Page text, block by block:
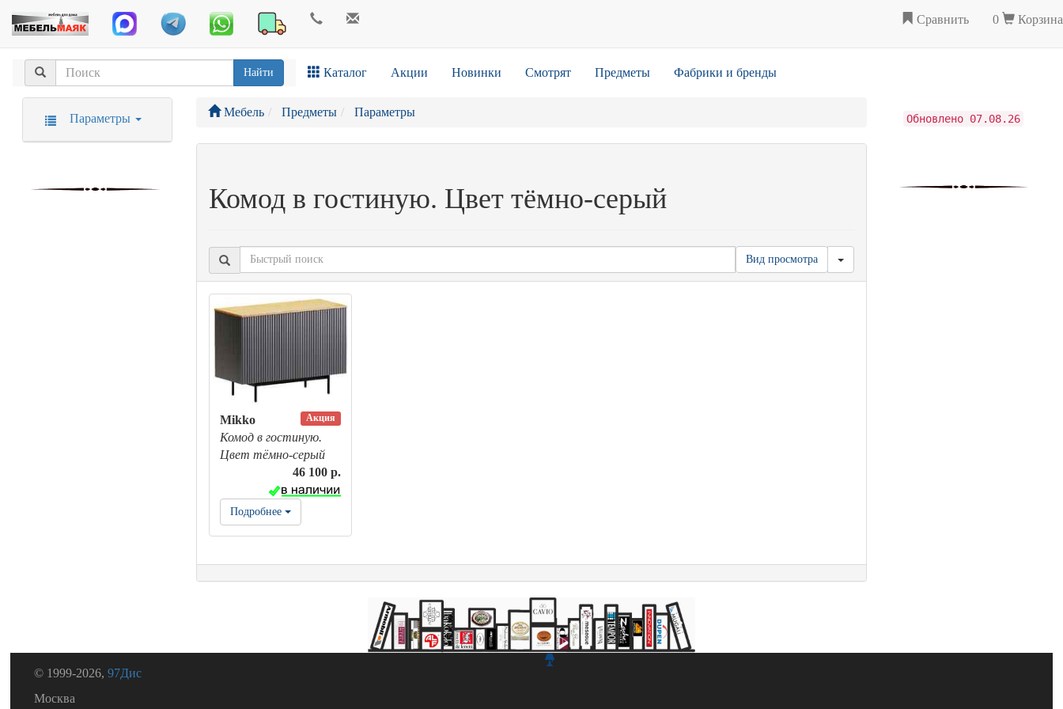
Сравнить 0 Корзина
Найти Каталог Акции Новинки Смотрят Предметы Фабрики и бренды
Мебель Предметы Параметры
Комод в гостиную. Цвет тёмно-серый
Вид просмотра
Акция
Mikko
Комод в гостиную.
Цвет тёмно-серый
46 100 р.
Подробнее
Параметры Обновлено 07.08.26
© 1999-2026,97Дис
Москва